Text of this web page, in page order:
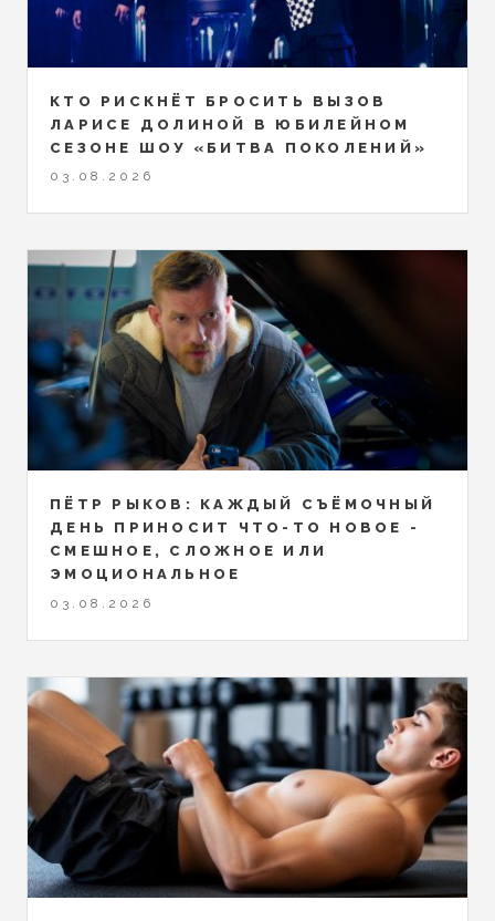
КТО РИСКНЁТ БРОСИТЬ ВЫЗОВ
ЛАРИСЕ ДОЛИНОЙ В ЮБИЛЕЙНОМ
СЕЗОНЕ ШОУ «БИТВА ПОКОЛЕНИЙ»
03.08.2026
ПЁТР РЫКОВ: КАЖДЫЙ СЪЁМОЧНЫЙ
ДЕНЬ ПРИНОСИТ ЧТО-ТО НОВОЕ -
СМЕШНОЕ, СЛОЖНОЕ ИЛИ
ЭМОЦИОНАЛЬНОЕ
03.08.2026